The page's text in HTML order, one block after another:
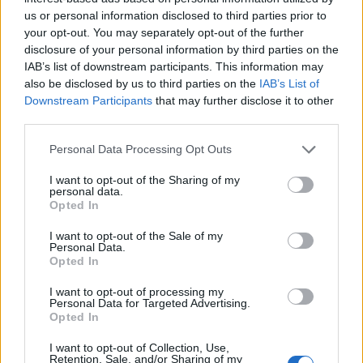
us or personal information disclosed to third parties prior to
your opt-out. You may separately opt-out of the further
disclosure of your personal information by third parties on the
IAB’s list of downstream participants. This information may
also be disclosed by us to third parties on the IAB’s List of
Downstream Participants that may further disclose it to other
Personal Data Processing Opt Outs
I want to opt-out of the Sharing of my
personal data.
Opted In
I want to opt-out of the Sale of my
Personal Data.
Opted In
I want to opt-out of processing my
Personal Data for Targeted Advertising.
Opted In
I want to opt-out of Collection, Use,
Retention, Sale, and/or Sharing of my
Pse e prekim sërish
butonin e ashensorit edhe
kur ai është aktiv?
Shpjegimi psikologjik pas
këtij veprimi
Vetura e kaltër përballë
kthesës majtas: ky është
detaji që i çon shumicën
në përgjigje të gabuar
Nga kujdestari te
Çfarë zbuloi pas shtatë
bisedash në shtatë ditë
gjithçka? Arsyet që mund